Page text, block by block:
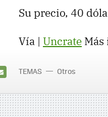
Su precio, 40
Vía | Uncrate
TEMAS Otros